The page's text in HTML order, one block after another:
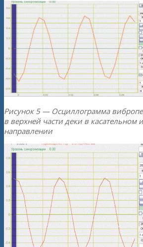
Рисунок 5 — Осциллограмма
в верхней части деки в касательном
направлении